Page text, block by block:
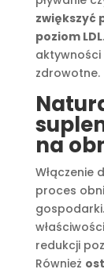
zwiększyć
poziom LDL
aktywności
zdrowotne.
na
Włączenie
proces
redukcji
Również